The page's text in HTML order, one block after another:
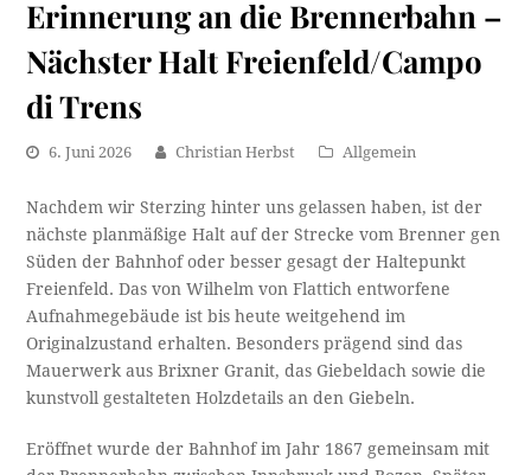
Erinnerung an die Brennerbahn –
Nächster Halt Freienfeld/Campo
di Trens
6. Juni 2026 Christian Herbst Allgemein
Nachdem wir Sterzing hinter uns gelassen haben, ist der
nächste planmäßige Halt auf der Strecke vom Brenner gen
Süden der Bahnhof oder besser gesagt der Haltepunkt
Freienfeld. Das von Wilhelm von Flattich entworfene
Aufnahmegebäude ist bis heute weitgehend im
Originalzustand erhalten. Besonders prägend sind das
Mauerwerk aus Brixner Granit, das Giebeldach sowie die
kunstvoll gestalteten Holzdetails an den Giebeln.
Eröffnet wurde der Bahnhof im Jahr 1867 gemeinsam mit